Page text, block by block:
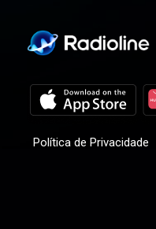
Política de Privacidade